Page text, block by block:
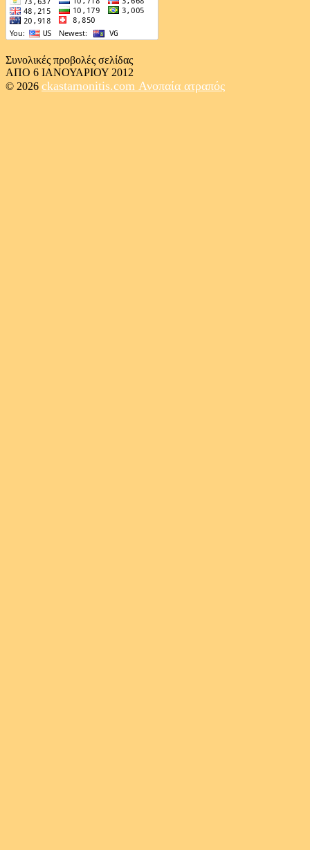
Συνολικές προβολές σελίδας
ΑΠΟ 6 ΙΑΝΟΥΑΡΙΟΥ 2012
© 2026 ckastamonitis.com Ανοπαία ατραπός